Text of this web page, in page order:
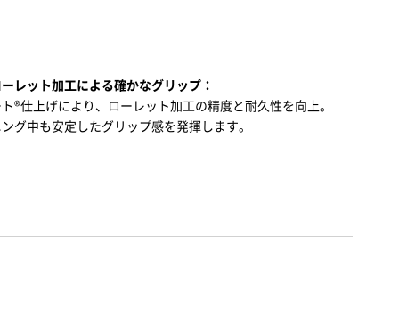
レット加工による確かなグリップ：​
®仕上げにより、ローレット加工の精度と耐久性を向上。​
ング中も安定したグリップ感を発揮します。​